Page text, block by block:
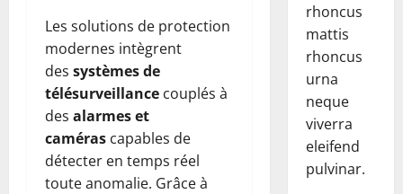
Les solutions de protection
modernes intègrent
des systèmes de
télésurveillance couplés à
des alarmes et
caméras capables de
détecter en temps réel
toute anomalie. Grâce à
rhoncus
mattis
rhoncus
urna
neque
viverra
eleifend
pulvinar.